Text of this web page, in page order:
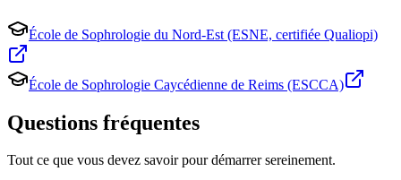
École de Sophrologie du Nord-Est (ESNE, certifiée Qualiopi)
École de Sophrologie Caycédienne de Reims (ESCCA)
Questions fréquentes
Tout ce que vous devez savoir pour démarrer sereinement.